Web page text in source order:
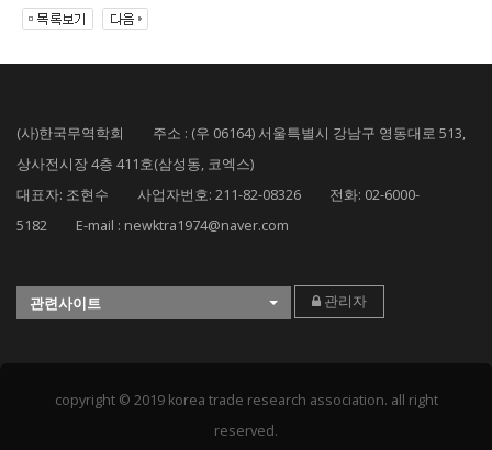
(사)한국무역학회 주소 : (우 06164) 서울특별시 강남구 영동대로 513,
상사전시장 4층 411호(삼성동, 코엑스)
대표자: 조현수 사업자번호: 211-82-08326 전화: 02-6000-
5182 E-mail : newktra1974@naver.com
관련사이트 관리자
copyright © 2019 korea trade research association. all right
reserved.